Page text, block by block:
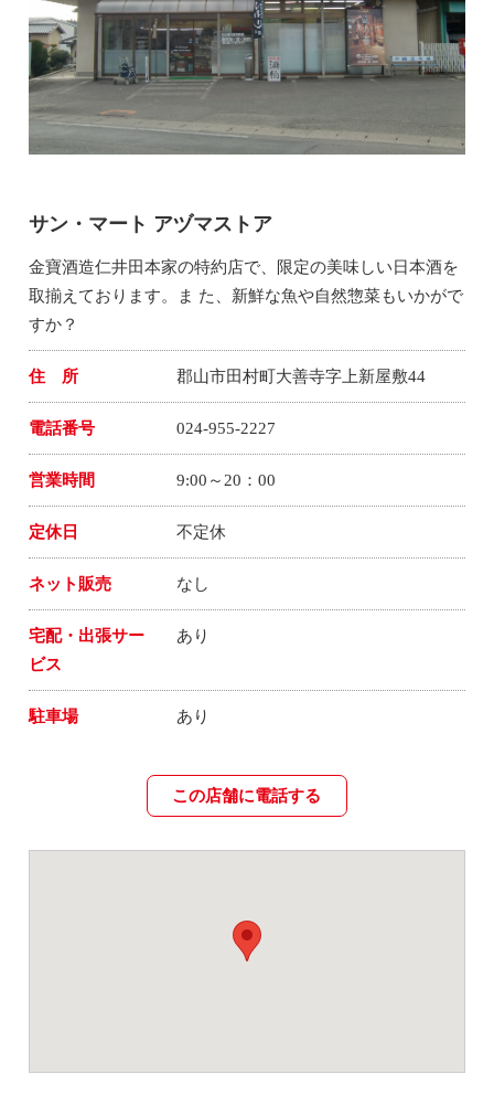
サン・マート アヅマストア
金寶酒造仁井田本家の特約店で、限定の美味しい日本酒を
取揃えております。ま た、新鮮な魚や自然惣菜もいかがで
すか？
住 所 郡山市田村町大善寺字上新屋敷44
電話番号 024-955-2227
営業時間 9:00～20：00
定休日 不定休
ネット販売 なし
宅配・出張サー
ビス
あり
駐車場 あり
この店舗に電話する